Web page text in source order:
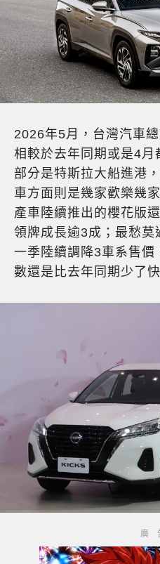
2026年5月，台灣汽車
相較於去年同期或是4
部分是特斯拉大船進港
車方面則是幾家歡樂幾
產車陸續推出的櫻花版
領牌成長逾3成；最愁
一季陸續調降3車系售
數還是比去年同期少了快